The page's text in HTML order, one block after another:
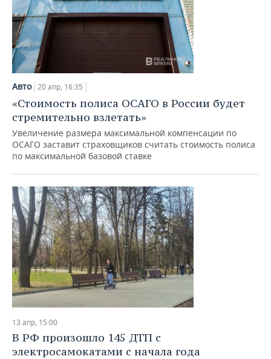
Авто 20 апр, 16:35
«Стоимость полиса ОСАГО в России будет
стремительно взлетать»
Увеличение размера максимальной компенсации по
ОСАГО заставит страховщиков считать стоимость полиса
по максимальной базовой ставке
13 апр, 15:00
В РФ произошло 145 ДТП с
электросамокатами с начала года